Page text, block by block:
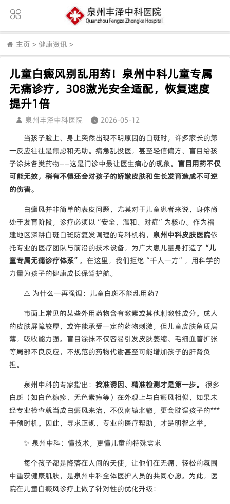
主页 > 健康资讯 >
儿童白癜风别乱用药！泉州中科儿童专属
无痛诊疗，308激光安全适配，恢复速度
提升1倍
泉州丰泽中科医院
2026-05-12
当孩子脸上、身上突然出现不明原因的白斑时，许多家长的第
一反应往往是焦虑和无助。病急乱投医，甚至轻信偏方、盲目给孩
子涂抹各类药物——这是门诊中最让医生痛心的现象。 盲目用药不仅
可能无效，稍有不慎还会对孩子的娇嫩皮肤和生长发育造成不可逆
的伤害。
白癜风并非简单的表皮问题，尤其对于儿童患者来说，身体尚
处于发育阶段，诊疗必须以“安全、温和、对症”为核心。作为福
建地区深耕白斑白斑防复发调理的专科机构， 泉州中科皮肤医院依
托专业的医疗团队与前沿的技术设备，为广大患儿量身打造了 “儿
童专属无痛诊疗体系” 。在这里，我们拒绝“千人一方”，用科学的
力量为孩子的健康成长保驾护航。
⚠️ 为什么一再强调：儿童白斑不能乱用药？
市面上常见的某些外用药物含有激素或其他刺激性成分。成人
的皮肤屏障较厚，或许能承受一定的药物刺激，但儿童皮肤角质层
薄，吸收能力强。盲目涂抹不仅容易引发皮肤萎缩、毛细血管扩张
等局部不良反应，不规范的药物代谢甚至可能增加孩子的肝肾负
担。
泉州中科的专家指出： 找准诱因、精准检测才是第一步。 很多
白斑（如白色糠疹、无色素痣等）在外观上与白癜风相似，如果未
经专业检查就当成白癜风来治，不仅南辕北辙，更会耽误孩子的***
干预时机。因此，寻求正规、专业的医疗帮助，才是明智之举。
✨ 泉州中科：懂技术，更懂儿童的特殊需求
每个孩子都是降落在人间的天使，让他们在无痛、轻松的氛围
中重获健康肌肤，是泉州中科全体医护人员的共同心愿。为此，医
院在儿童白癜风诊疗上做了针对性的优化升级：